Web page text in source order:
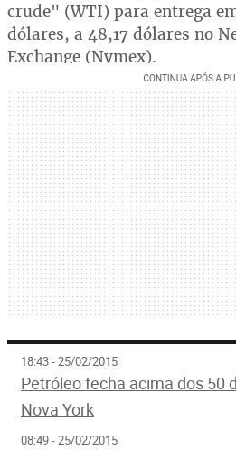
crude" (WTI) para entrega
dólares, a 48,17 dólares no
Exchange (Nymex).
18:43 - 25/02/2015
Petróleo fecha acima dos 50
Nova York
08:49 - 25/02/2015